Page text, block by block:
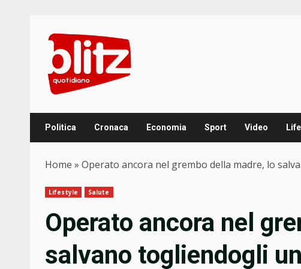
content
Politica Cronaca Economia Sport Video
Home » Operato ancora nel grembo della madre, lo
Lifestyle Salute
Operato ancora nel
salvano togliendogli